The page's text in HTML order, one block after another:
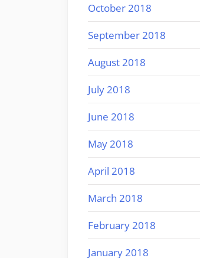
October 2018
September 2018
August 2018
July 2018
June 2018
May 2018
April 2018
March 2018
February 2018
January 2018